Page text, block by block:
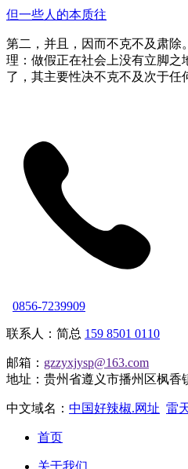
但一些人的本质往
第二，并且，因而不克不及肃除
理：做假正在社会上没有立脚之
了，其主要性决不克不及次于任
0856-7239909
联系人：简总 159 8501 0110
邮箱： gzzyxjysp@163.com
地址：贵州省遵义市播州区枫香
中文域名： 中国好辣椒.网址 雷
首页
关于我们